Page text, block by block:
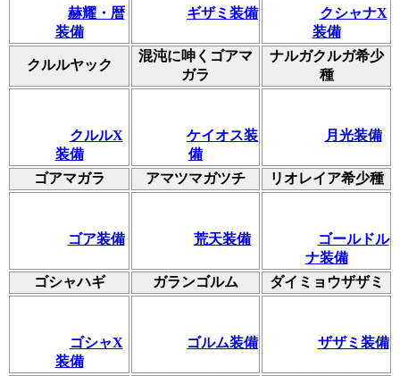
赫耀・暦
装備
ギザミ装備
クシャナX
装備
クルルヤック
混沌に呻くゴアマ
ガラ
ナルガクルガ希少
種
クルルX
装備
ケイオス装
備
月光装備
ゴアマガラ アマツマガツチ リオレイア希少種
ゴア装備 荒天装備
ゴールドル
ナ装備
ゴシャハギ
ガランゴルム ダイミョウザザミ
ゴシャX
装備
ゴルム装備 ザザミ装備